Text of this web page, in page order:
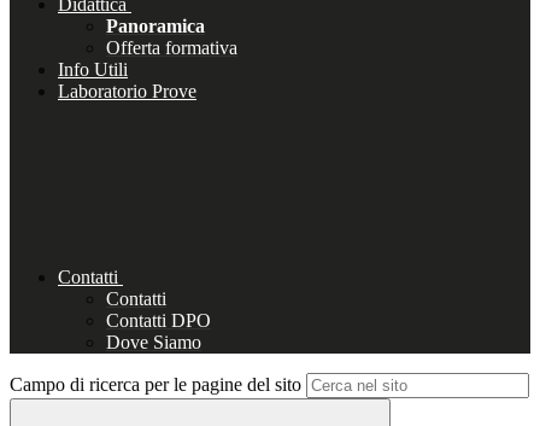
Didattica
Panoramica
Offerta formativa
Info Utili
Laboratorio Prove
Contatti
Contatti
Contatti DPO
Dove Siamo
Campo di ricerca per le pagine del sito